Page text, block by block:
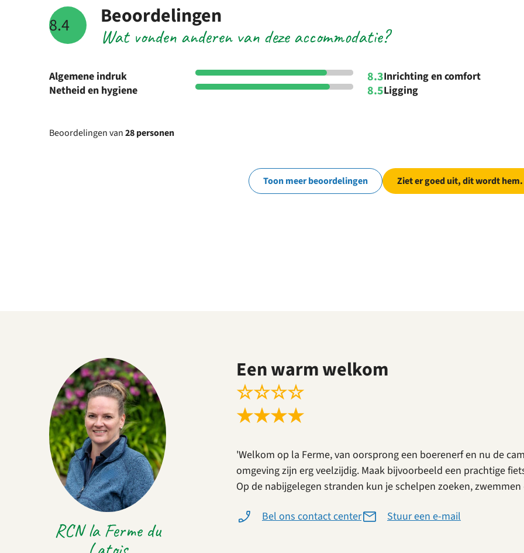
8.4 Wat vonden anderen van deze accommodatie?
Beoordelingen
Algemene indruk 8.3Inrichting en comfort
Netheid en hygiene
8.5Ligging
Beoordelingen van28 personen
Toon meer beoordelingen Ziet er goed uit, dit wordt hem.
RCN la Ferme du
Een warm welkom
☆☆☆☆
★★★★
'Welkom op la Ferme, van oorsprong een boerenerf en nu de
omgeving zijn erg veelzijdig. Maak bijvoorbeeld een prachtige
Op de nabijgelegen stranden kun je schelpen zoeken,
Bel ons contact center Stuur een e-mail